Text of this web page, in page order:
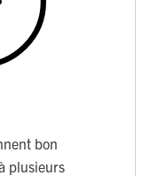
bon
plusieurs